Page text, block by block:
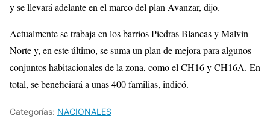
y se llevará adelante en el marco del plan Avanzar, dijo.
Actualmente se trabaja en los barrios Piedras Blancas y Malvín
Norte y, en este último, se suma un plan de mejora para algunos
conjuntos habitacionales de la zona, como el CH16 y CH16A. En
total, se beneficiará a unas 400 familias, indicó.
Categorías: NACIONALES